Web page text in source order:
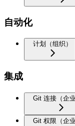
自动化
计划（组织）
集成
Git 连接（企业
Git 权限（企业